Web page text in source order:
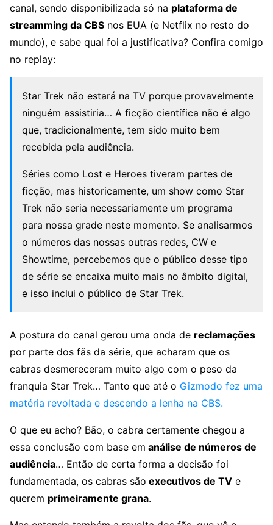
canal, sendo disponibilizada só na plataforma de
streamming da CBS nos EUA (e Netflix no resto do
mundo), e sabe qual foi a justificativa? Confira comigo
no replay:
Star Trek não estará na TV porque provavelmente
ninguém assistiria… A ficção científica não é algo
que, tradicionalmente, tem sido muito bem
recebida pela audiência.
Séries como Lost e Heroes tiveram partes de
ficção, mas historicamente, um show como Star
Trek não seria necessariamente um programa
para nossa grade neste momento. Se analisarmos
o números das nossas outras redes, CW e
Showtime, percebemos que o público desse tipo
de série se encaixa muito mais no âmbito digital,
e isso inclui o público de Star Trek.
A postura do canal gerou uma onda de reclamações
por parte dos fãs da série, que acharam que os
cabras desmereceram muito algo com o peso da
franquia Star Trek… Tanto que até o Gizmodo fez uma
matéria revoltada e descendo a lenha na CBS.
O que eu acho? Bão, o cabra certamente chegou a
essa conclusão com base em análise de números de
audiência… Então de certa forma a decisão foi
fundamentada, os cabras são executivos de TV e
querem primeiramente grana.